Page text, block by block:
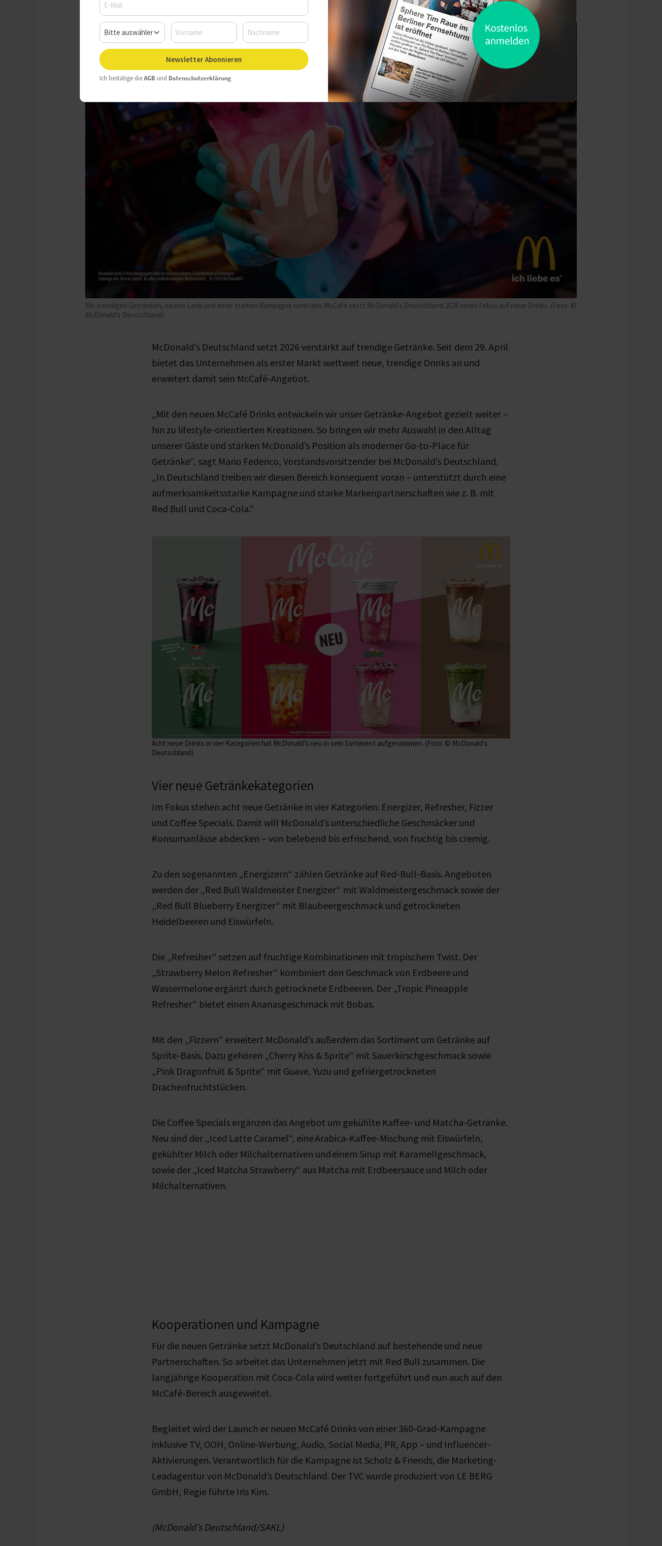
Mit trendigen Getränken, neuem Look und einer starken Kampagne rund ums McCafé setzt McDonald’s Deutschland 2026 einen Fokus auf neue Drinks. (Foto: ©
McDonald’s Deutschland)
McDonald’s Deutschland setzt 2026 verstärkt auf trendige Getränke. Seit dem 29. April
bietet das Unternehmen als erster Markt weltweit neue, trendige Drinks an und
erweitert damit sein McCafé-Angebot.
„Mit den neuen McCafé Drinks entwickeln wir unser Getränke-Angebot gezielt weiter –
hin zu lifestyle-orientierten Kreationen. So bringen wir mehr Auswahl in den Alltag
unserer Gäste und stärken McDonald’s Position als moderner Go-to-Place für
Getränke“, sagt Mario Federico, Vorstandsvorsitzender bei McDonald’s Deutschland.
„In Deutschland treiben wir diesen Bereich konsequent voran – unterstützt durch eine
aufmerksamkeitsstarke Kampagne und starke Markenpartnerschaften wie z. B. mit
Red Bull und Coca-Cola.“
Acht neue Drinks in vier Kategorien hat McDonald’s neu in sein Sortiment aufgenommen. (Foto: © McDonald’s
Deutschland)
Vier neue Getränkekategorien
Im Fokus stehen acht neue Getränke in vier Kategorien: Energizer, Refresher, Fizzer
und Coffee Specials. Damit will McDonald’s unterschiedliche Geschmäcker und
Konsumanlässe abdecken – von belebend bis erfrischend, von fruchtig bis cremig.
Zu den sogenannten „Energizern“ zählen Getränke auf Red-Bull-Basis. Angeboten
werden der „Red Bull Waldmeister Energizer“ mit Waldmeistergeschmack sowie der
„Red Bull Blueberry Energizer“ mit Blaubeergeschmack und getrockneten
Heidelbeeren und Eiswürfeln.
Die „Refresher“ setzen auf fruchtige Kombinationen mit tropischem Twist. Der
„Strawberry Melon Refresher“ kombiniert den Geschmack von Erdbeere und
Wassermelone ergänzt durch getrocknete Erdbeeren. Der „Tropic Pineapple
Refresher“ bietet einen Ananasgeschmack mit Bobas.
Mit den „Fizzern“ erweitert McDonald’s außerdem das Sortiment um Getränke auf
Sprite-Basis. Dazu gehören „Cherry Kiss & Sprite“ mit Sauerkirschgeschmack sowie
„Pink Dragonfruit & Sprite“ mit Guave, Yuzu und gefriergetrockneten
Drachenfruchtstücken.
Die Coffee Specials ergänzen das Angebot um gekühlte Kaffee- und Matcha-Getränke.
Neu sind der „Iced Latte Caramel“, eine Arabica-Kaffee-Mischung mit Eiswürfeln,
gekühlter Milch oder Milchalternativen und einem Sirup mit Karamellgeschmack,
sowie der „Iced Matcha Strawberry“ aus Matcha mit Erdbeersauce und Milch oder
Milchalternativen.
Kooperationen und Kampagne
Für die neuen Getränke setzt McDonald’s Deutschland auf bestehende und neue
Partnerschaften. So arbeitet das Unternehmen jetzt mit Red Bull zusammen. Die
langjährige Kooperation mit Coca-Cola wird weiter fortgeführt und nun auch auf den
McCafé-Bereich ausgeweitet.
Begleitet wird der Launch er neuen McCafé Drinksvon einer 360-Grad-Kampagne
inklusive TV, OOH, Online-Werbung, Audio, Social Media, PR, App – und Influencer-
Aktivierungen. Verantwortlich für die Kampagne ist Scholz & Friends, die Marketing-
Leadagentur von McDonald’s Deutschland. Der TVC wurde produziert von LE BERG
GmbH, Regie führte Iris Kim.
(McDonald’s Deutschland/SAKL)
Newsletter Abonnieren
Ich bestätige dieAGB und Datenschutzerklärung